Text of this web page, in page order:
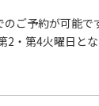
ご予約が可能で
2・第4火曜日と